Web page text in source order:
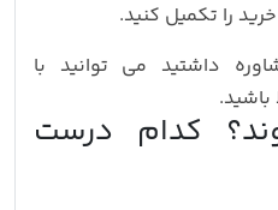
را تکمیل کنید.
داشتید می توانید با
باشید.
کدام درست